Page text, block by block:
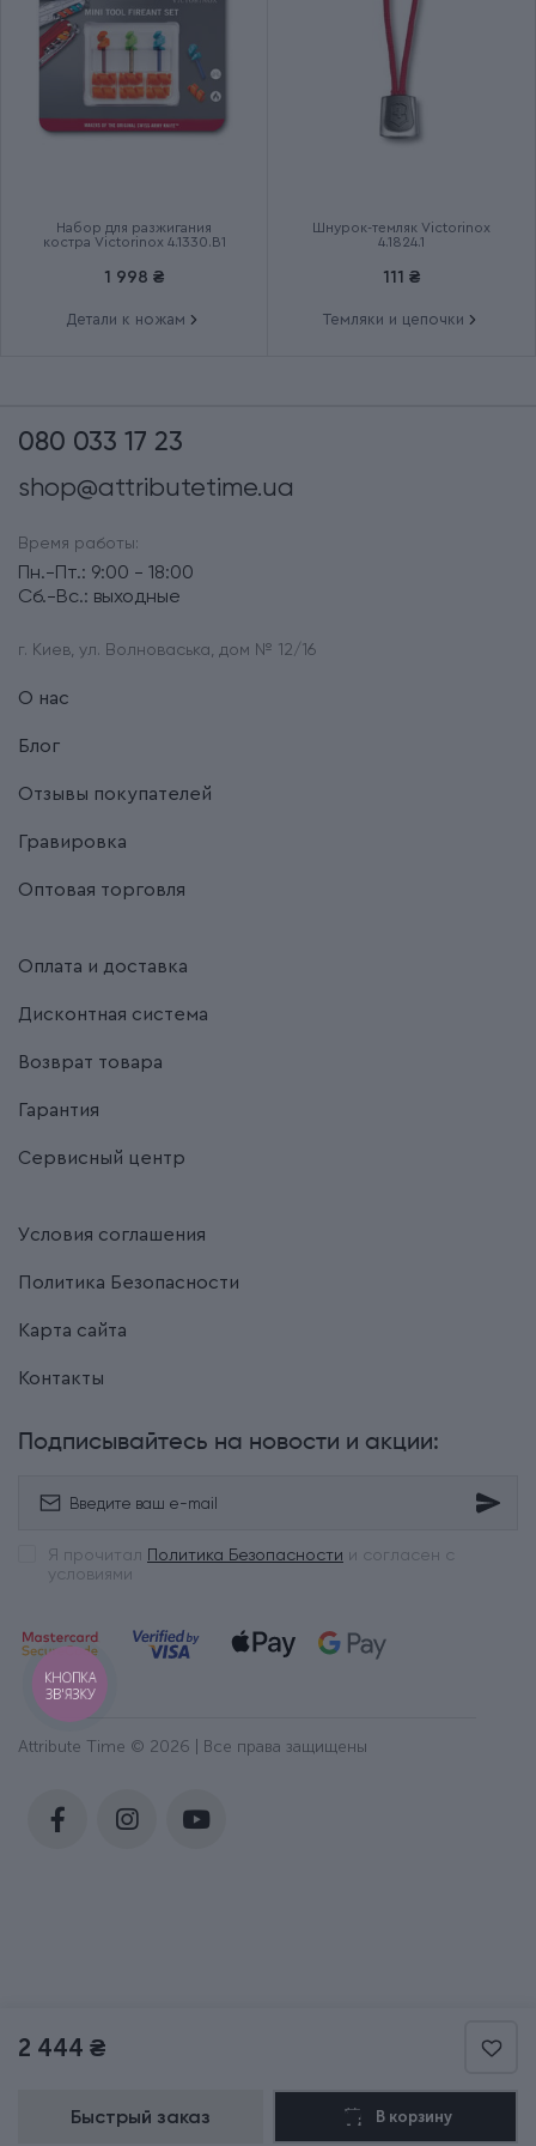
2 444 ₴
Быстрый заказ В корзину
Группа
Тип выпуска товара
Набор для разжигания
костра Victorinox 4.1330.B1
1 998 ₴
Детали к ножам
Шнурок-темляк Victorinox
4.1824.1
111 ₴
Темляки и цепочки
080 033 17 23
shop@attributetime.ua
Время работы:
Пн.-Пт.: 9:00 - 18:00
Сб.-Вс.: выходные
г. Киев, ул. Волноваська, дом № 12/16
О нас
Блог
Отзывы покупателей
Гравировка
Оптовая торговля
Оплата и доставка
Дисконтная система
Возврат товара
Гарантия
Сервисный центр
Условия соглашения
Политика Безопасности
Карта сайта
Контакты
Подписывайтесь на новости и акции:
Я прочитал Политика Безопасности и согласен с
условиями
Attribute Time © 2026 | Все права защищены
КНОПКА
ЗВ'ЯЗКУ